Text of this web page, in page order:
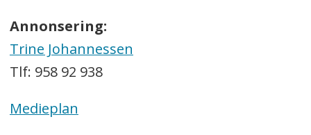
Annonsering:
Trine Johannessen
Tlf: 958 92 938
Medieplan